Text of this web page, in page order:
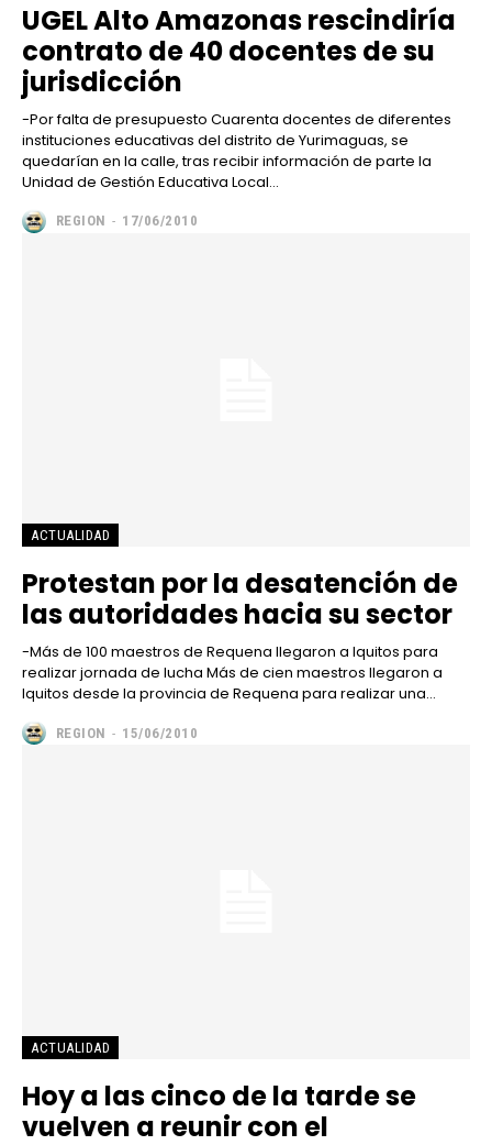
UGEL Alto Amazonas rescindiría
contrato de 40 docentes de su
jurisdicción
-Por falta de presupuesto Cuarenta docentes de diferentes
instituciones educativas del distrito de Yurimaguas, se
quedarían en la calle, tras recibir información de parte la
Unidad de Gestión Educativa Local...
REGION - 17/06/2010
ACTUALIDAD
Protestan por la desatención de
las autoridades hacia su sector
-Más de 100 maestros de Requena llegaron a Iquitos para
realizar jornada de lucha Más de cien maestros llegaron a
Iquitos desde la provincia de Requena para realizar una...
REGION - 15/06/2010
ACTUALIDAD
Hoy a las cinco de la tarde se
vuelven a reunir con el